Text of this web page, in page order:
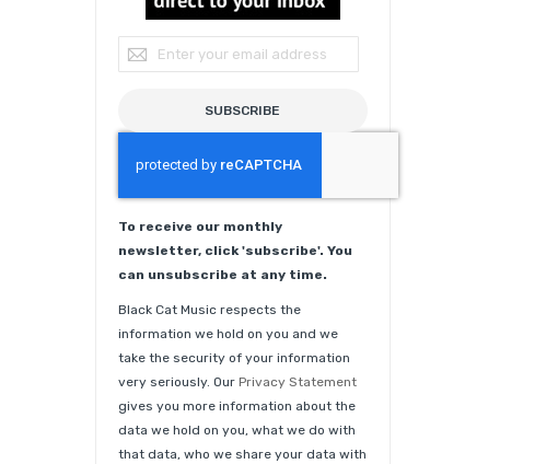
Sign Up for Our Newsletter:
SUBSCRIBE
To receive our monthly
newsletter, click 'subscribe'. You
can unsubscribe at any time.
Black Cat Music respects the
information we hold on you and we
take the security of your information
very seriously. Our Privacy Statement
gives you more information about the
data we hold on you, what we do with
that data, who we share your data with